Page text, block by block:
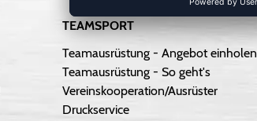
TEAMSPORT
Teamausrüstung - Angebot einholen
Teamausrüstung - So geht's
Vereinskooperation/Ausrüster
Druckservice